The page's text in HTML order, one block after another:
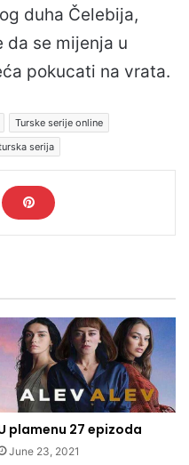
duha Čelebija,
se mijenja u
pokucati na vrata.
Turske serije online
serija
plamenu 27 epizoda
June 23, 2021